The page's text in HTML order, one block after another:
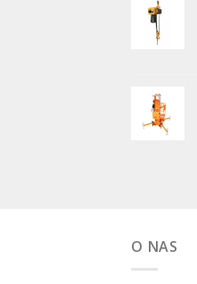
O NAS